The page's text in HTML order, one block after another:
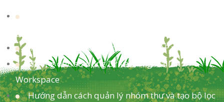
IMAP là gì? Sự khác nhau giữa IMAP và POP3
Hướng dẫn sử dụng Drive trong Halink
Workspace
Hướng dẫn cách quản lý nhóm thư và tạo bộ lọc